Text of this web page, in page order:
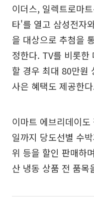
이더스, 일렉트로마
타'를 열고 삼성전자
을 대상으로 추첨을
정한다. TV를 비롯한
할 경우 최대 80만원
사은 혜택도 제공한
이마트 에브리데이
일까지 당도선별 수
위 등을 할인 판매하
산 냉동 상품 전 품